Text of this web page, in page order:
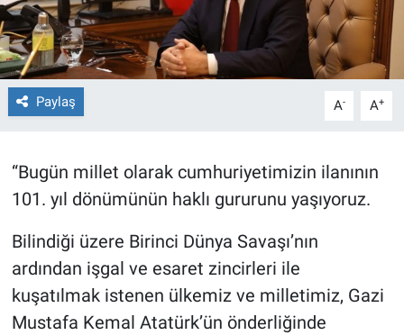
Paylaş A- A+
“Bugün millet olarak cumhuriyetimizin ilanının
101. yıl dönümünün haklı gururunu yaşıyoruz.
Bilindiği üzere Birinci Dünya Savaşı’nın
ardından işgal ve esaret zincirleri ile
kuşatılmak istenen ülkemiz ve milletimiz, Gazi
Mustafa Kemal Atatürk’ün önderliğinde
Bilim, Teknoloji
ASAYİŞ
HABERDE İNSAN
BİLİM VE TEKNOLOJİ
Güvenlik